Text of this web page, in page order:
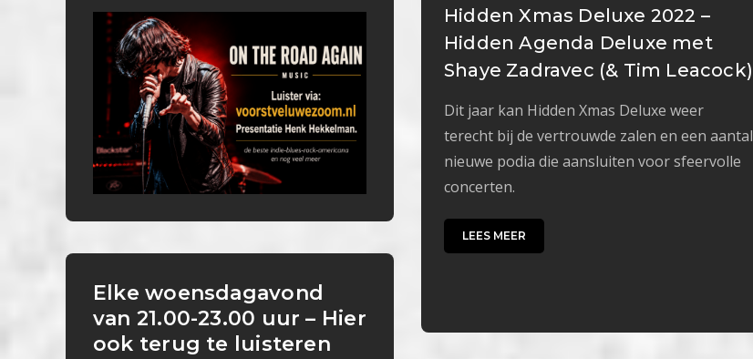
Hidden Xmas Deluxe 2022 –
Hidden Agenda Deluxe met
Shaye Zadravec (& Tim Leacock)
Dit jaar kan Hidden Xmas Deluxe weer
terecht bij de vertrouwde zalen en een aantal
nieuwe podia die aansluiten voor sfeervolle
concerten.
LEES MEER
Elke woensdagavond
van 21.00-23.00 uur – Hier
ook terug te luisteren